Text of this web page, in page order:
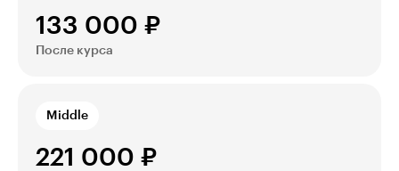
133 000 ₽
После курса
221 000 ₽
Middle